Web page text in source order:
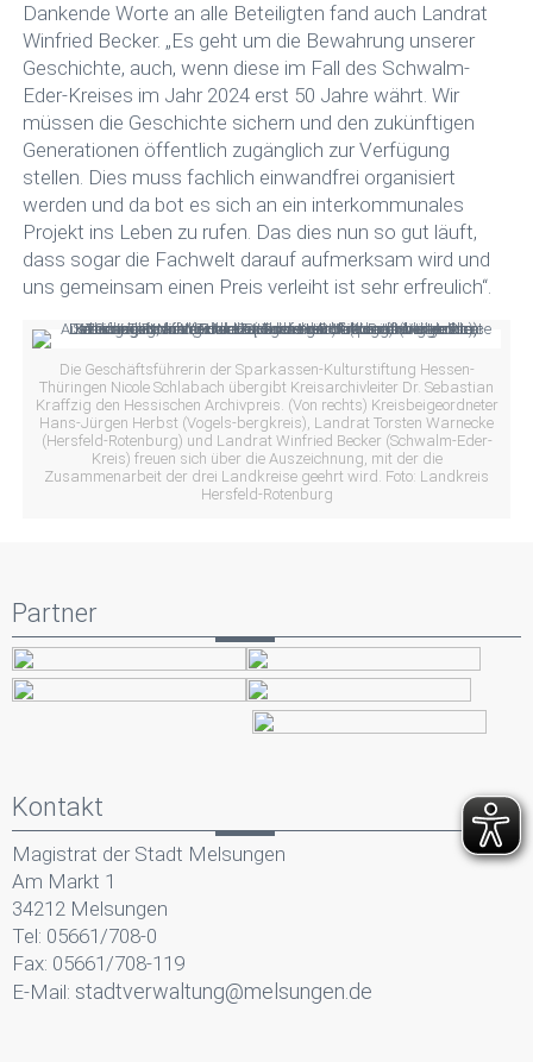
Dankende Worte an alle Beteiligten fand auch Landrat
Winfried Becker. „Es geht um die Bewahrung unserer
Geschichte, auch, wenn diese im Fall des Schwalm-
Eder-Kreises im Jahr 2024 erst 50 Jahre währt. Wir
müssen die Geschichte sichern und den zukünftigen
Generationen öffentlich zugänglich zur Verfügung
stellen. Dies muss fachlich einwandfrei organisiert
werden und da bot es sich an ein interkommunales
Projekt ins Leben zu rufen. Das dies nun so gut läuft,
dass sogar die Fachwelt darauf aufmerksam wird und
uns gemeinsam einen Preis verleiht ist sehr erfreulich“.
Die Geschäftsführerin der Sparkassen-Kulturstiftung Hessen-
Thüringen Nicole Schlabach übergibt Kreisarchivleiter Dr. Sebastian
Kraffzig den Hessischen Archivpreis. (Von rechts) Kreisbeigeordneter
Hans-Jürgen Herbst (Vogels-bergkreis), Landrat Torsten Warnecke
(Hersfeld-Rotenburg) und Landrat Winfried Becker (Schwalm-Eder-
Kreis) freuen sich über die Auszeichnung, mit der die
Zusammenarbeit der drei Landkreise geehrt wird. Foto: Landkreis
Hersfeld-Rotenburg
Partner
Kontakt
Magistrat der Stadt Melsungen
Am Markt 1
34212 Melsungen
Tel: 05661/708-0
Fax: 05661/708-119
E-Mail: stadtverwaltung@melsungen.de